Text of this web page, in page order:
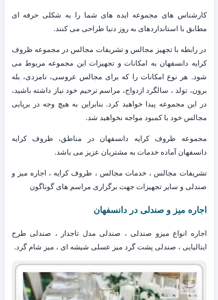
کارشناس های مجموعه ایده های شما را به شکلی حرفه ای
مطابق با استانداردهای به روز دنیا طراحی می کنند.
در رابطه با تجهیز مجالس و تشریفات مجالس در مجموعه ظروف
کرایه دانسفهان به امکانات و تجهیزات این مجموعه مربوط می
شود. هر نوع امکانات را که برای مجالس عروسی، نامزدی، بله
برون، تولد ، سالگرد ازدواج، مراسم ترحیم خود نیاز داشته باشید،
در این مجموعه پیدا خواهید کرد. بنابراین به هیچ وجه در برپایی
مجالس خود با کمبود مواجه نخواهید شد.
مجموعه ظروف کرایه دانسفهان در مناطق، ظروف کرایه
دانسفهان آماده خدمات به مشتریان عزیز می باشد.
تشریفات مجالس ، خدمات مجالس ، ظروف کرایه ، اجاره میز و
صندلی و سایر تجهیزات جهت برگزاری مراسم های گوناگون
اجاره میز و صندلی در دانسفهان
اجاره انواع میزو صندلی ، صندلی مدل تاجدار ، صندلی طرح
ایتالیایی ، صندلی پشت گرد میز عسلی شیشه ای ، میز شام گرد.